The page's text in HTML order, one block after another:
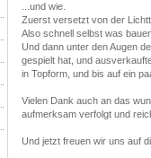
...und wie.
Zuerst versetzt von der
Also schnell selbst was
Und dann unter den Augen
gespielt hat, und
in Topform, und bis auf ein
Vielen Dank auch an das
aufmerksam verfolgt und
Und jetzt freuen wir uns auf